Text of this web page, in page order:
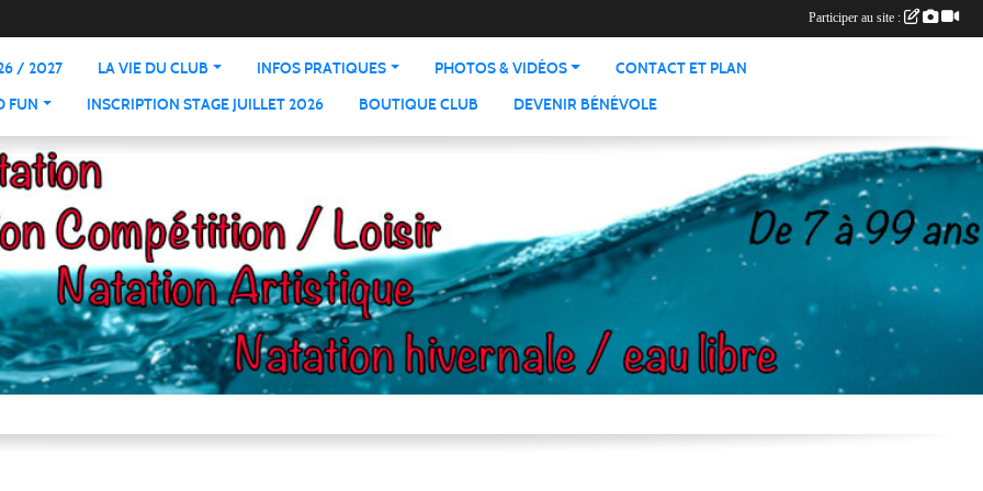
/ 2027 LA VIE DU CLUB INFOS PRATIQUES PHOTOS & VIDÉOS
CONTACT ET PLAN
FUN
INSCRIPTION STAGE JUILLET 2026 BOUTIQUE CLUB DEVENIR BÉNÉVOLE
Participer au site :